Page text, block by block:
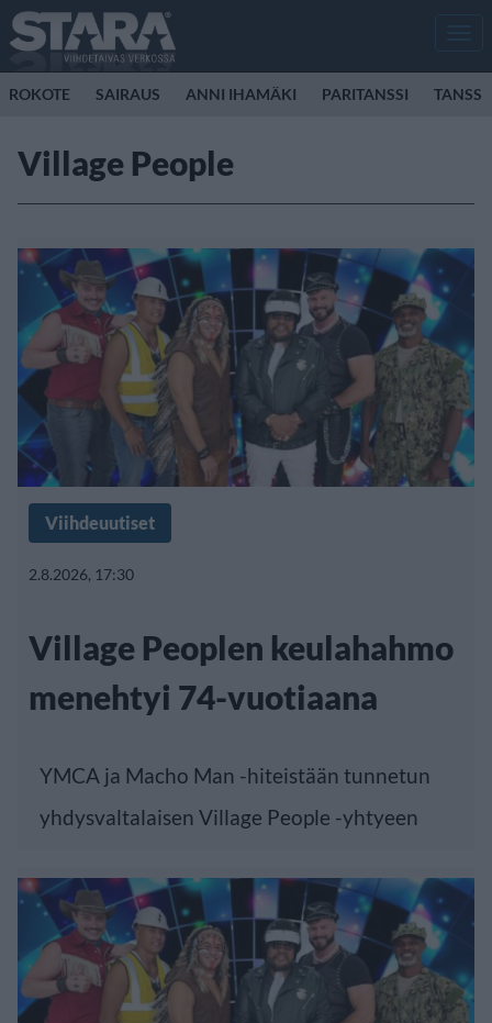
ROKOTE SAIRAUS ANNI IHAMÄKI PARITANSSI TANSSI
Village People
Viihdeuutiset
2.8.2026, 17:30
Village Peoplen keulahahmo
menehtyi 74-vuotiaana
YMCA ja Macho Man -hiteistään tunnetun
yhdysvaltalaisen Village People -yhtyeen